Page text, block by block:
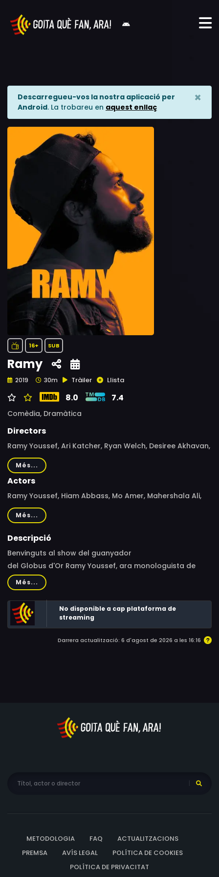
Descarregueu-vos la nostra aplicació per
Android. La trobareu en aquest enllaç
×
16+ SUB
Ramy
2019 30m Tràiler Llista
8.0 7.4
Comèdia, Dramàtica
Directors
Ramy Youssef, Ari Katcher, Ryan Welch, Desiree Akhavan,
Cherien Dabis, Christopher Storer, Harry Bradbeer,
Jehane Noujaim
Més...
Actors
Ramy Youssef, Hiam Abbass, Mo Amer, Mahershala Ali,
Amr Waked, Mohammed Amer, Dave Merheje, Laith Nakli,
May Calamawy, Steve Way, Shadi Alfons
Més...
Descripció
Benvinguts al show del guanyador
del Globus d'Or Ramy Youssef, ara monologuista de
moda en HBO i un dels protagonistes de "Pobres
Criatures". Aquesta celebrada sèrie, realitzada sota el
segell d'A24 s'ha convertit en tot un fenomen per
reflectir, amb un humor tant àcid com tendre, les
vicissituds del que significa ser musulmà, millennial i
estatunidenc.Ramy és un americà musulmà de segona
Més...
No disponible a cap plataforma de
streaming
Darrera actualització: 6 d'agost de 2026 a les 16:16
METODOLOGIA FAQ
ACTUALITZACIONS
PREMSA
AVÍS LEGAL
POLÍTICA DE COOKIES
POLÍTICA DE PRIVACITAT